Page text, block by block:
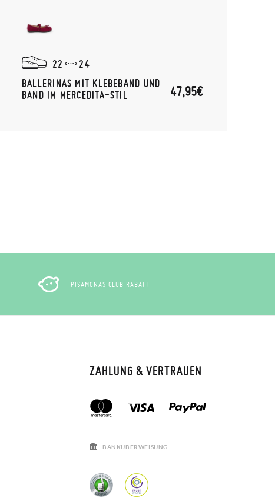
22
24
BALLERINAS MIT KLEBEBAND UND
BAND IM MERCEDITA-STIL
47,95€
PISAMONAS CLUB RABATT
ZAHLUNG & VERTRAUEN
BANKÜBERWEISUNG